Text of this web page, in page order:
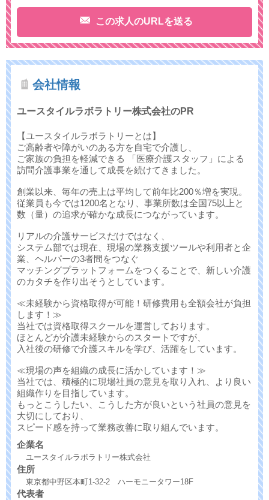
この求人のURLを送る
会社情報
ユースタイルラボラトリー株式会社のPR
【ユースタイルラボラトリーとは】
ご高齢者や障がいのある方を自宅で介護し、
ご家族の負担を軽減できる 「医療介護スタッフ」による
訪問介護事業を通して成長を続けてきました。
創業以来、毎年の売上は平均して前年比200％増を実現。
従業員も今では1200名となり、事業所数は全国75以上と
数（量）の追求が確かな成長につながっています。
リアルの介護サービスだけではなく、
システム部では現在、現場の業務支援ツールや利用者と企
業、ヘルパーの3者間をつなぐ
マッチングプラットフォームをつくることで、新しい介護
のカタチを作り出そうとしています。
≪未経験から資格取得が可能！研修費用も全額会社が負担
します！≫
当社では資格取得スクールを運営しております。
ほとんどが介護未経験からのスタートですが、
入社後の研修で介護スキルを学び、活躍をしています。
≪現場の声を組織の成長に活かしています！≫
当社では、積極的に現場社員の意見を取り入れ、より良い
組織作りを目指しています。
もっとこうしたい、こうした方が良いという社員の意見を
大切にしており、
スピード感を持って業務改善に取り組んでいます。
企業名
ユースタイルラボラトリー株式会社
住所
東京都中野区本町1-32-2 ハーモニータワー18F
代表者